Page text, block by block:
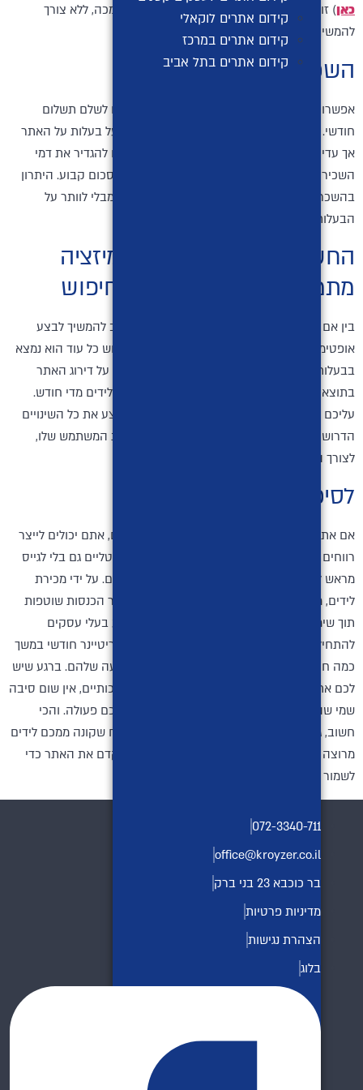
קידום אתרים לוקאלי
קידום אתרים במרכז
קידום אתרים בתל אביב
כאן) זו הוא שאתם יכולים לייצר רווח גדול מאוד במכה, ללא צורך
להמשיך לתחזק אותו מדי חודש.
השכרת האתר
אפשרות נוספת היא להשכיר את האתר למעוניינים לשלם תשלום
חודשי. זוהי בחירה טובה אם אתם רוצים לשמור על בעלות על האתר
אך עדיין להרוויח ממנו הכנסה קבועה. אתם יכולים להגדיר את דמי
השכירות לפי מספר הלידים שנוצרו בכל חודש או סכום קבוע. היתרון
בהשכרת האתר הוא שיהיו לכם הכנסות שוטפות מבלי לוותר על
הבעלות.
החשיבות של ביצוע אופטימיזציה
מתמדת של האתר למנועי חיפוש
בין אם תבחרו למכור לידים או להשכיר אותו, חשוב להמשיך לבצע
אופטימיזציה מתמדת של האתר עבור מנועי החיפוש כל עוד הוא נמצא
בבעלותכם. עבודת קידום אתרים חשובה לשמירה על דירוג האתר
בתוצאות החיפוש וליצירת כמות הולכת וגדלה של לידים מדי חודש.
עליכם לעקוב אחר ביצועי האתר באופן קבוע ולבצע את כל השינויים
הדרושים כדי לשפר את דירוג מנועי החיפוש וחווית המשתמש שלו,
לצורך העלאת אחוז ההמרה של האתר.
לסיכום
אם אתם מומחים מנוסים בתחום של קידום אתרים, אתם יכולים לייצר
רווחים מהאתרים שלכם ולהפוך אותם לנכסים דיגיטליים גם בלי לגייס
מראש לקוחות שעוסקים בנישות של אותם האתרים. על ידי מכירת
לידים, מכירת האתר או השכרתו, אתם יכולים לייצר הכנסות שוטפות
תוך שימוש בכישורי SEO שלכם, ללא צורך בשכנוע בעלי עסקים
להתחיל לעבוד אתכם ולקחת סיכונים של תשלום ריטיינר חודשי במשך
כמה חודשים ראשון, מבלי לקבל החזר על ההשקעה שלהם. ברגע שיש
לכם אתר מקודם שכבר מייצר לידים רלוונטיים ואיכותיים, אין שום סיבה
שמי שהלידים האלה רלוונטיים לו יסרב לשתף אתכם פעולה. והכי
חשוב, גם אם האתר שלכם כבר הגיע לטופ והלקוח שקונה ממכם לידים
מרוצה משיתוף הפעולה אתכם, תזכרו להמשיך לקדם את האתר כדי
לשמור על הדירוגים שלו.
072-3340-711
office@kroyzer.co.il
בר כוכבא 23 בני ברק
מדיניות פרטיות
הצהרת נגישות
בלוג